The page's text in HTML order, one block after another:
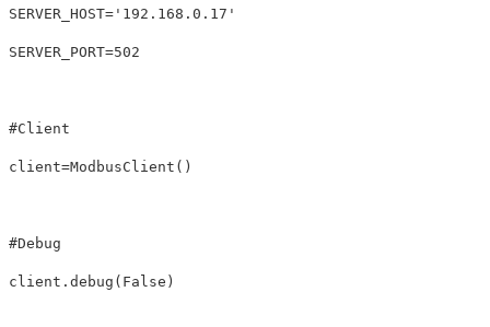
SERVER_HOST= '192.168.0.17'
SERVER_PORT=502
client=ModbusClient ()
client . debug ( False )